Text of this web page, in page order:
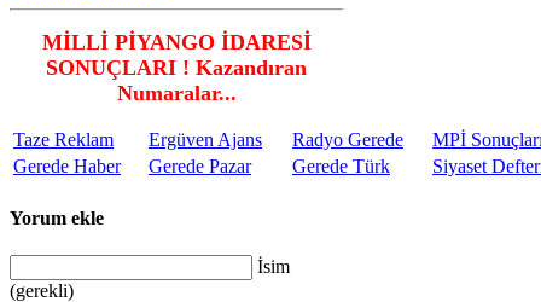
MİLLİ PİYANGO İDARESİ
SONUÇLARI ! Kazandıran
Numaralar...
Taze Reklam Ergüven Ajans Radyo Gerede
MPİ
Gerede Haber
Gerede Pazar Gerede Türk Siyaset
Yorum ekle
İsim
(gerekli)